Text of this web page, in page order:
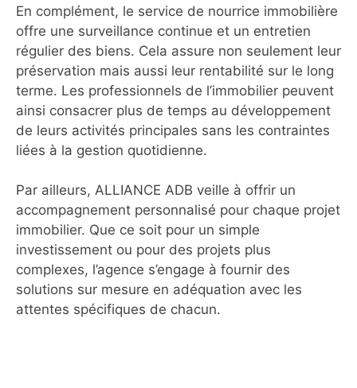
En complément, le service de nourrice immobilière
offre une surveillance continue et un entretien
régulier des biens. Cela assure non seulement leur
préservation mais aussi leur rentabilité sur le long
terme. Les professionnels de l’immobilier peuvent
ainsi consacrer plus de temps au développement
de leurs activités principales sans les contraintes
liées à la gestion quotidienne.
Par ailleurs, ALLIANCE ADB veille à offrir un
accompagnement personnalisé pour chaque projet
immobilier. Que ce soit pour un simple
investissement ou pour des projets plus
complexes, l’agence s’engage à fournir des
solutions sur mesure en adéquation avec les
attentes spécifiques de chacun.